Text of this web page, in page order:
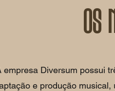
Os
empresa Diversum possui
e produção